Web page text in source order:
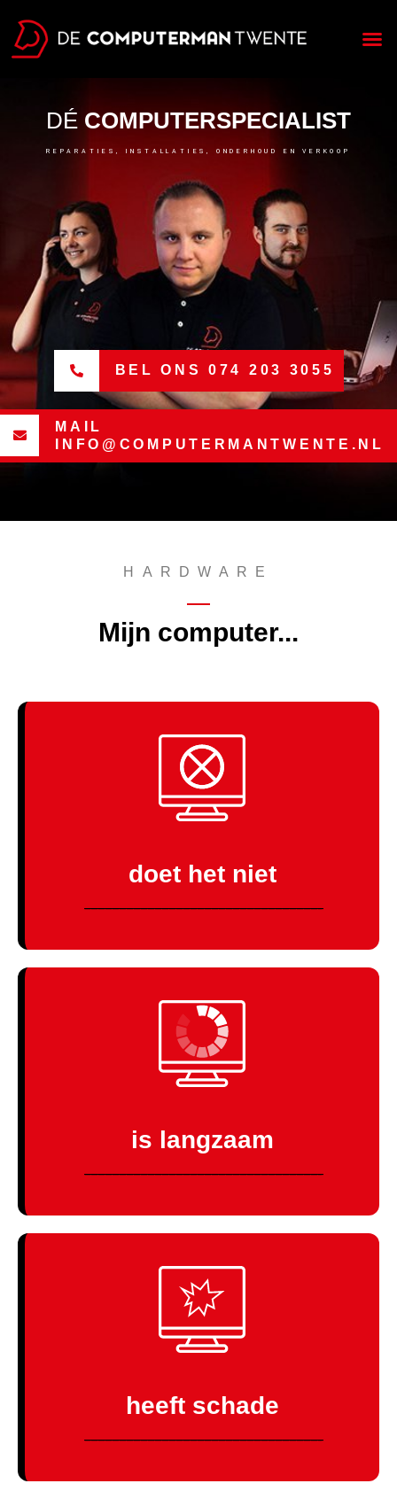
DÉ COMPUTERSPECIALIST
REPARATIES, INSTALLATIES, ONDERHOUD EN VERKOOP
BEL ONS 074 203 3055
MAIL
INFO@COMPUTERMANTWENTE.NL
HARDWARE
Mijn computer...
doet het niet
------------------------------------------------------------------------------------------------------------------------------------------------------------------------
Wij helpen je graag!
KLIK HIERis langzaam
------------------------------------------------------------------------------------------------------------------------------------------------------------------------
Wij helpen je graag!
KLIK HIERheeft schade
------------------------------------------------------------------------------------------------------------------------------------------------------------------------